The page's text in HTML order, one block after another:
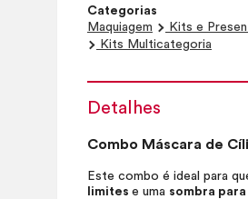
Categorias
Maquiagem
Kits e
Kits Multicategoria
Detalhes
Combo Máscara de
Este combo é ideal para
limites e uma sombra